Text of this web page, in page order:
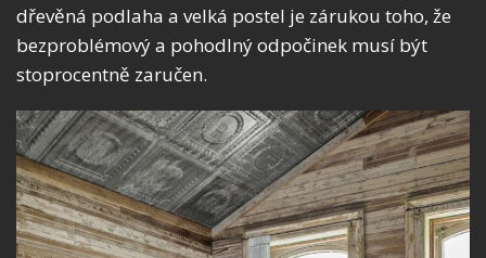
dřevěná podlaha a velká postel je zárukou toho, že
bezproblémový a pohodlný odpočinek musí být
stoprocentně zaručen.